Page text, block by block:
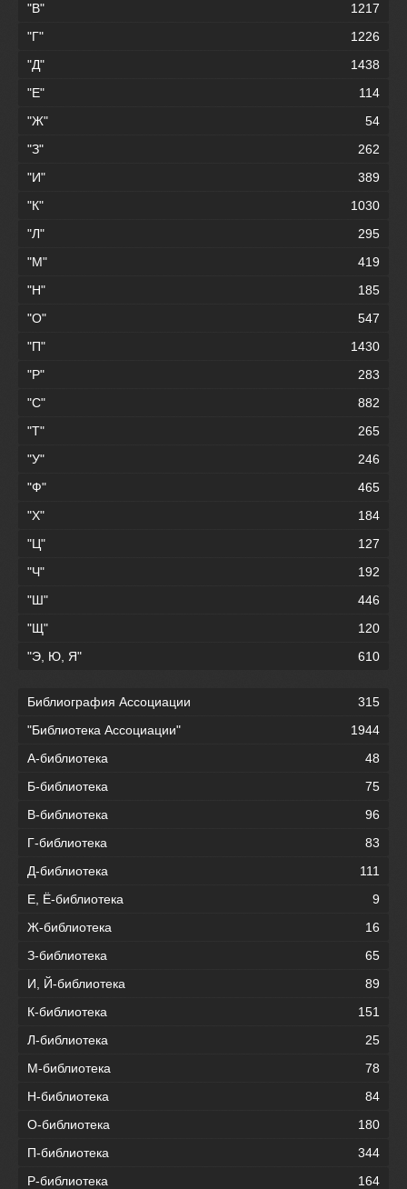
"В"
1217
"Г"
1226
"Д"
1438
"Е"
114
"Ж"
54
"З"
262
"И"
389
"К"
1030
"Л"
295
"М"
419
"Н"
185
"О"
547
"П"
1430
"Р"
283
"С"
882
"Т"
265
"У"
246
"Ф"
465
"Х"
184
"Ц"
127
"Ч"
192
"Ш"
446
"Щ"
120
"Э, Ю, Я"
610
Библиография Ассоциации
315
"Библиотека Ассоциации"
1944
А-библиотека
48
Б-библиотека
75
В-библиотека
96
Г-библиотека
83
Д-библиотека
111
Е, Ё-библиотека
9
Ж-библиотека
16
З-библиотека
65
И, Й-библиотека
89
К-библиотека
151
Л-библиотека
25
М-библиотека
78
Н-библиотека
84
О-библиотека
180
П-библиотека
344
Р-библиотека
164